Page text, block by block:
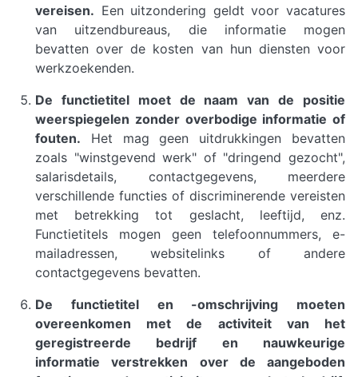
vereisen. Een uitzondering geldt voor vacatures
van uitzendbureaus, die informatie mogen
bevatten over de kosten van hun diensten voor
werkzoekenden.
De functietitel moet de naam van de positie
weerspiegelen zonder overbodige informatie of
fouten. Het mag geen uitdrukkingen bevatten
zoals "winstgevend werk" of "dringend gezocht",
salarisdetails, contactgegevens, meerdere
verschillende functies of discriminerende vereisten
met betrekking tot geslacht, leeftijd, enz.
Functietitels mogen geen telefoonnummers, e-
mailadressen, websitelinks of andere
contactgegevens bevatten.
De functietitel en -omschrijving moeten
overeenkomen met de activiteit van het
geregistreerde bedrijf en nauwkeurige
informatie verstrekken over de aangeboden